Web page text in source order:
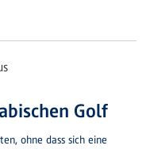
Golf
ohne dass sich eine